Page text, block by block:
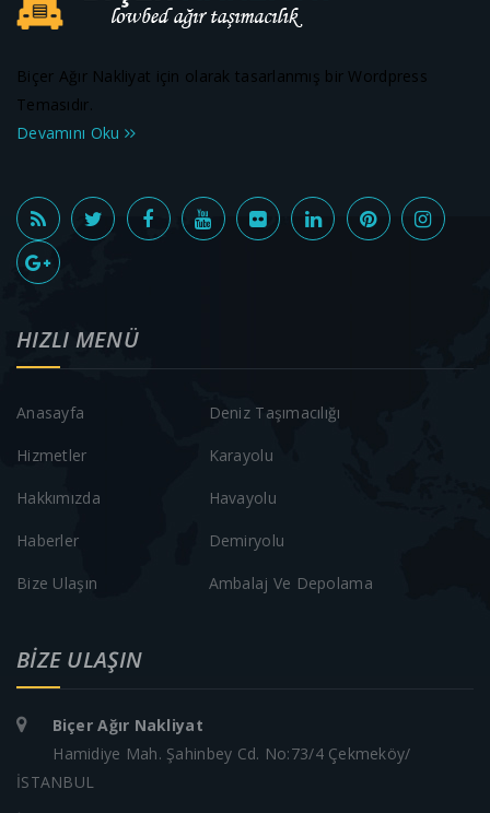
Biçer Ağır Nakliyat için olarak tasarlanmış bir Wordpress
Temasıdır.
Devamını Oku
HIZLI MENÜ
Anasayfa
Hizmetler
Hakkımızda
Haberler
Bize Ulaşın
Deniz Taşımacılığı
Karayolu
Havayolu
Demiryolu
Ambalaj Ve Depolama
BIZE ULAŞIN
Biçer Ağır Nakliyat
Hamidiye Mah. Şahinbey Cd. No:73/4 Çekmeköy/
İSTANBUL